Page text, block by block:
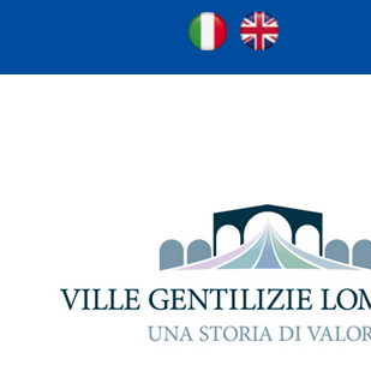
Ville Gentilizie Lombarde
Ita